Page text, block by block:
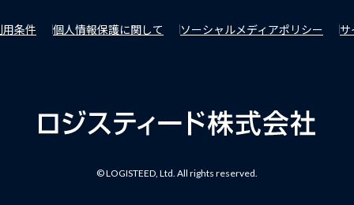
条件 個人情報保護に関して ソーシャルメディアポリシー
© LOGISTEED, Ltd. All rights reserved.